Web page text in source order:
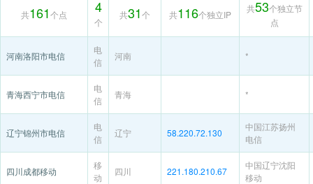
共161个点 4
个
共31个 共116个独立IP
共53个独立节
点
河南洛阳市电信
电
信
河南 *
青海西宁市电信
电
信
青海 *
辽宁锦州市电信
电
信
辽宁 58.220.72.130
中国江苏扬州
电信
四川成都移动
移
动
四川 221.180.210.67
中国辽宁沈阳
移动